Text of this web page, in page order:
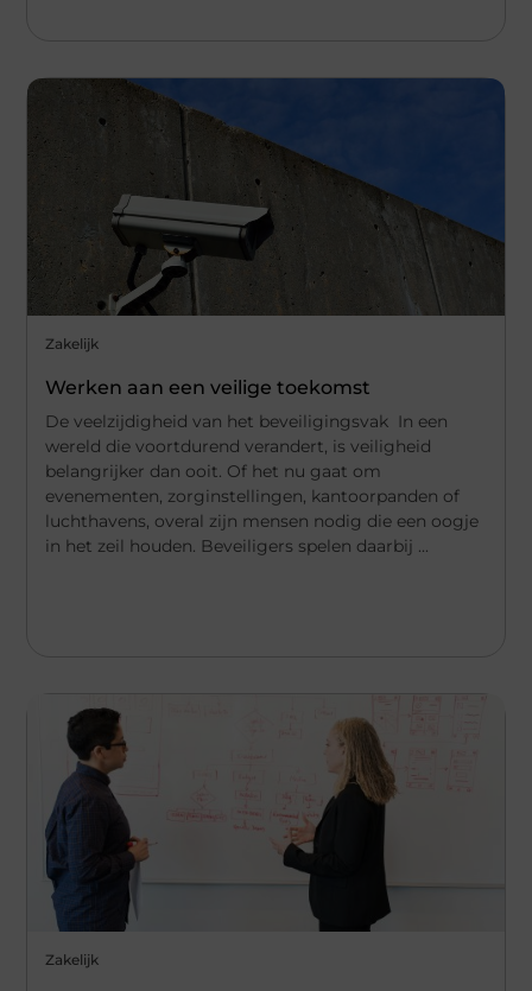
Zakelijk
Werken aan een veilige toekomst
De veelzijdigheid van het beveiligingsvak In een
wereld die voortdurend verandert, is veiligheid
belangrijker dan ooit. Of het nu gaat om
evenementen, zorginstellingen, kantoorpanden of
luchthavens, overal zijn mensen nodig die een oogje
in het zeil houden. Beveiligers spelen daarbij ...
Zakelijk